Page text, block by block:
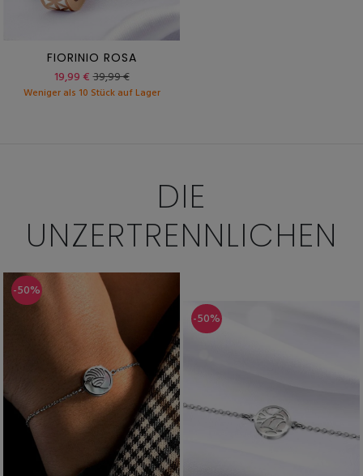
FIORINIO ROSA
19,99 €39,99 €
Weniger als 10 Stück auf Lager
DIE
UNZERTRENNLICHEN
-50%
-50%